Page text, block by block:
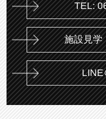
TEL:
施設見学
LINE